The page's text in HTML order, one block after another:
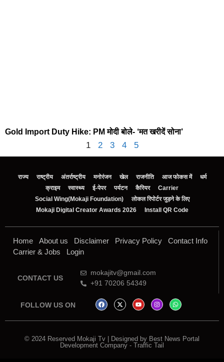
Gold Import Duty Hike: PM मोदी बोले- ‘मत खरीदें सोना’
1 2 3 4 5
राज्य राष्ट्रीय अंतर्राष्ट्रीय मनोरंजन खेल राजनीति आज फोकस में
धर्म
क्राइम
स्वास्थ्य ई-पेपर पर्यटन कैरियर
Carrier
Social Wing(Mokaji Foundation)
लोकल रिपोर्टर जुड़ने के लिए
Mokaji Digital Creator Awards 2026
Install QR Code
Home About us Disclaimer Privacy Policy
Contact Info
Carrier & Jobs
Login
CONTACT US
mokajitv@gmail.com
+91 70206 54349
FOLLOW US ON
© 2024 Reserved Mokaji Tv | Designed by Best News Portal
Development Company - Traffic Tail